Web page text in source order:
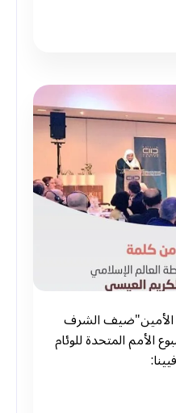
الشرف
الأمم المتحدة للوئام